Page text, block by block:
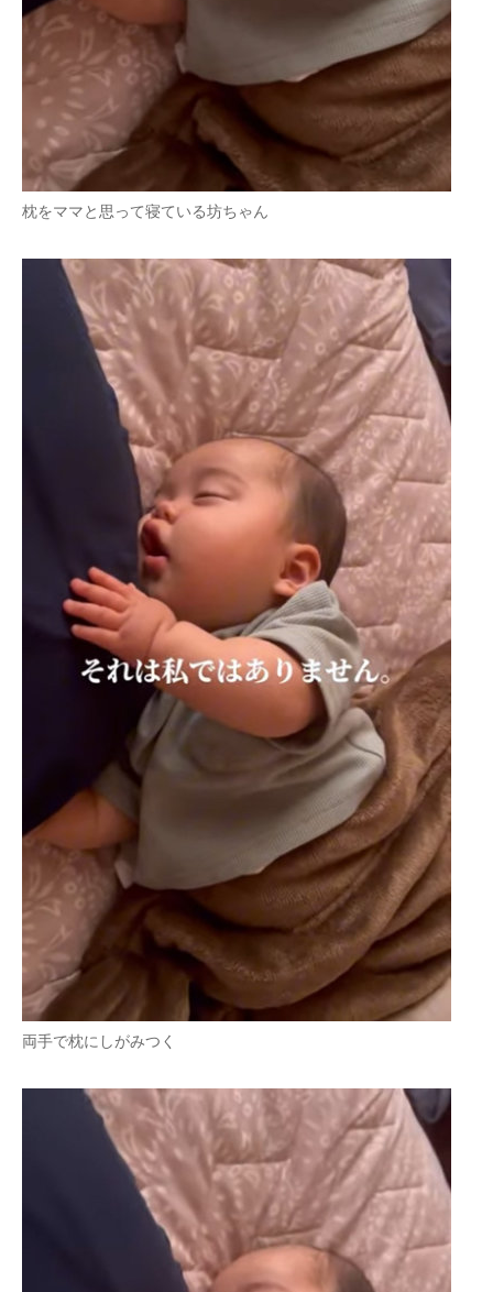
枕をママと思って寝ている坊ちゃん
両手で枕にしがみつく